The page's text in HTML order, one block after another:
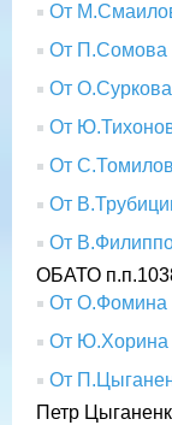
От
От П.Сомова
От О.Суркова
От
От
От
От
ОБАТО
От О.Фомина
От Ю.Хорина
От
Петр